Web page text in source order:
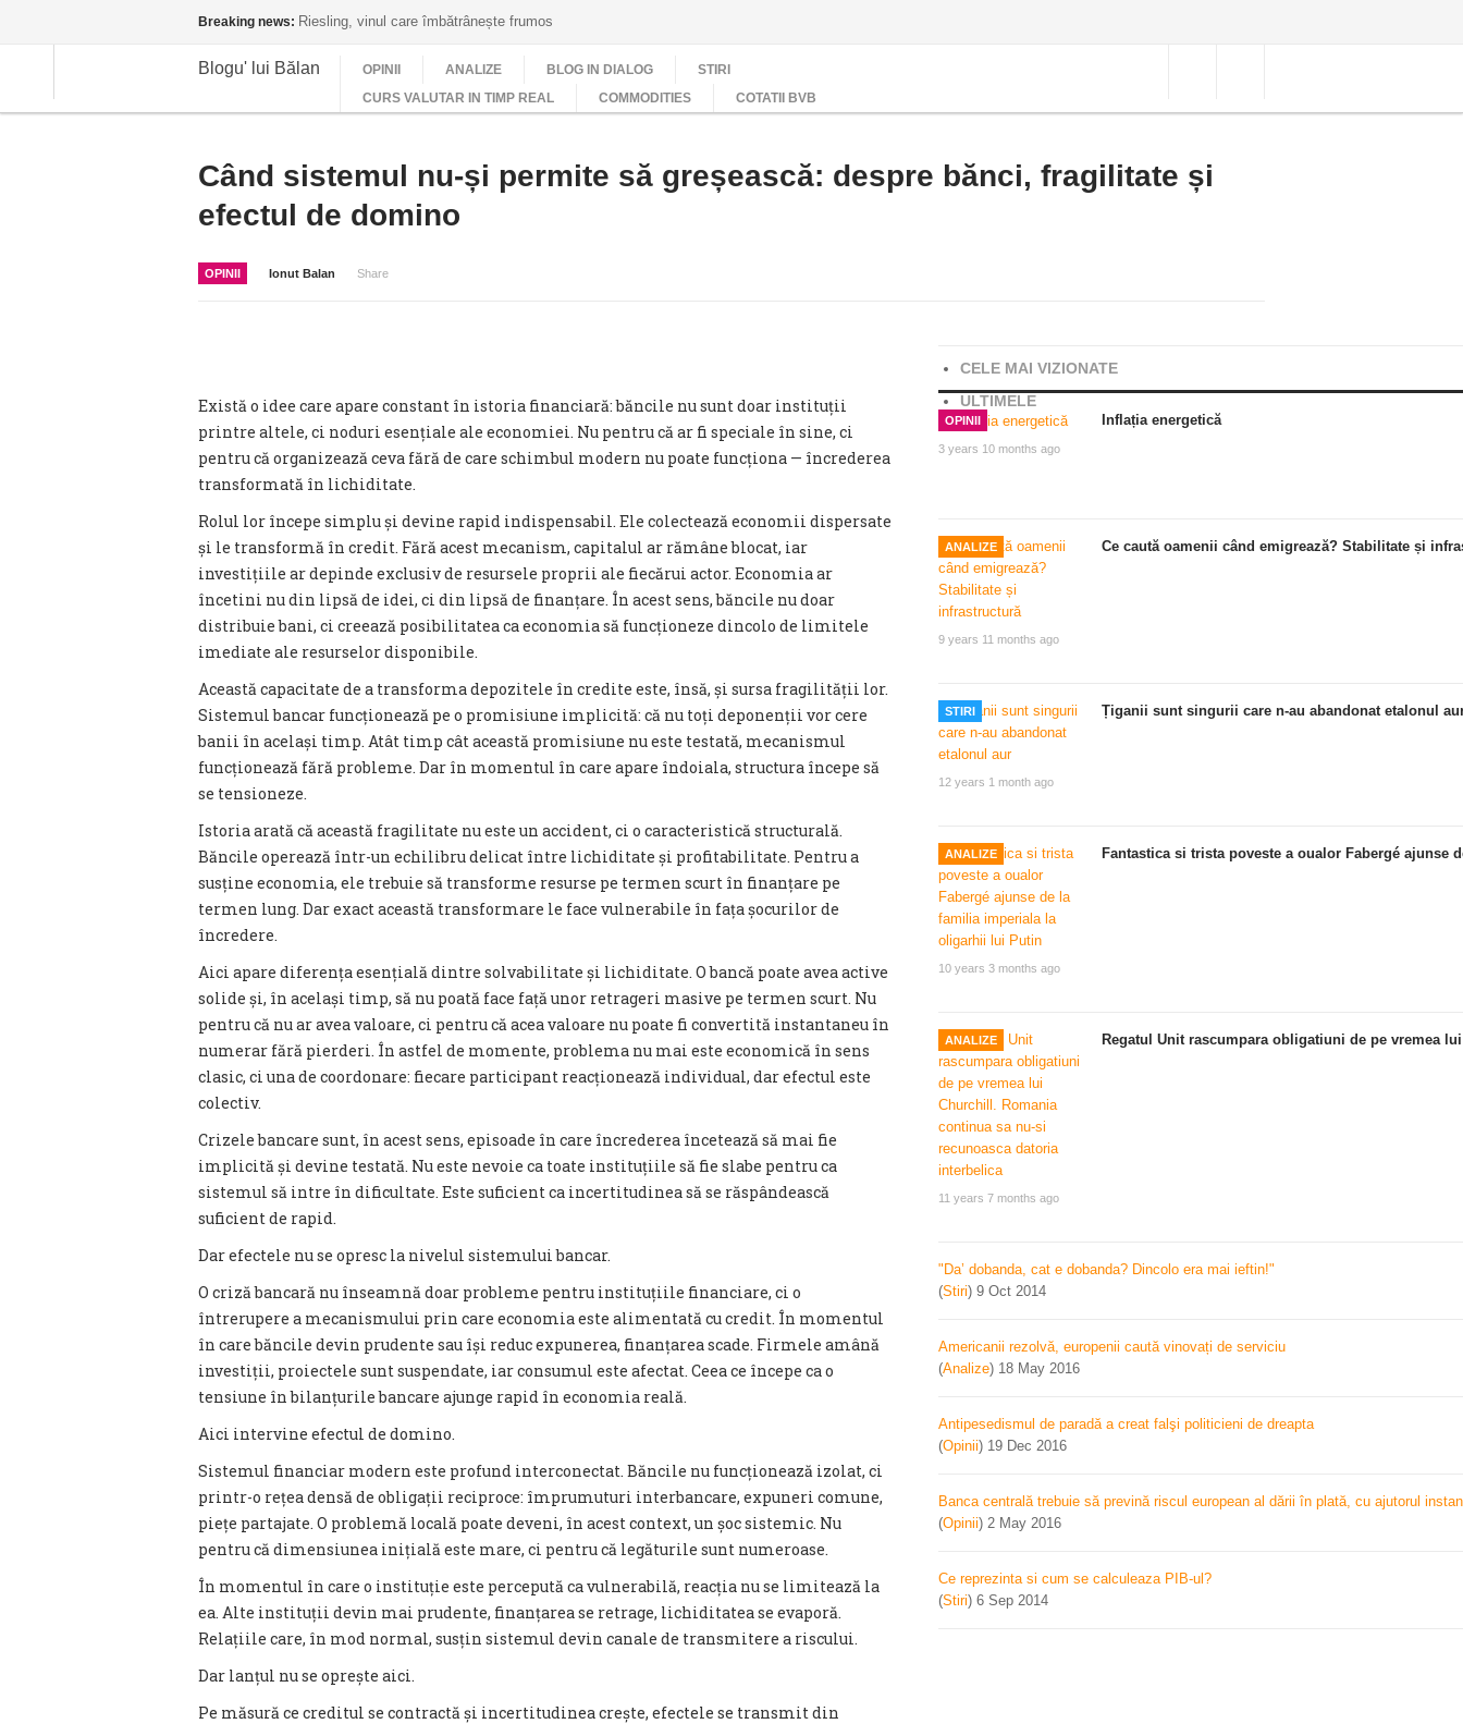
Breaking news: Riesling, vinul care îmbătrânește frumos
Blogu' lui Bălan OPINII ANALIZE BLOG IN DIALOG
STIRI
CURS VALUTAR IN TIMP REAL
COMMODITIES COTATII BVB
Când sistemul nu-și permite să greșească: despre bănci, fragilitate și
efectul de domino
OPINII Ionut Balan Share
Există o idee care apare constant în istoria financiară: băncile nu sunt doar instituții
printre altele, ci noduri esențiale ale economiei. Nu pentru că ar fi speciale în sine, ci
pentru că organizează ceva fără de care schimbul modern nu poate funcționa — încrederea
transformată în lichiditate.
Rolul lor începe simplu și devine rapid indispensabil. Ele colectează economii dispersate
și le transformă în credit. Fără acest mecanism, capitalul ar rămâne blocat, iar
investițiile ar depinde exclusiv de resursele proprii ale fiecărui actor. Economia ar
încetini nu din lipsă de idei, ci din lipsă de finanțare. În acest sens, băncile nu doar
distribuie bani, ci creează posibilitatea ca economia să funcționeze dincolo de limitele
imediate ale resurselor disponibile.
Această capacitate de a transforma depozitele în credite este, însă, și sursa fragilității lor.
Sistemul bancar funcționează pe o promisiune implicită: că nu toți deponenții vor cere
banii în același timp. Atât timp cât această promisiune nu este testată, mecanismul
funcționează fără probleme. Dar în momentul în care apare îndoiala, structura începe să
se tensioneze.
Istoria arată că această fragilitate nu este un accident, ci o caracteristică structurală.
Băncile operează într-un echilibru delicat între lichiditate și profitabilitate. Pentru a
susține economia, ele trebuie să transforme resurse pe termen scurt în finanțare pe
termen lung. Dar exact această transformare le face vulnerabile în fața șocurilor de
încredere.
Aici apare diferența esențială dintre solvabilitate și lichiditate. O bancă poate avea active
solide și, în același timp, să nu poată face față unor retrageri masive pe termen scurt. Nu
pentru că nu ar avea valoare, ci pentru că acea valoare nu poate fi convertită instantaneu în
numerar fără pierderi. În astfel de momente, problema nu mai este economică în sens
clasic, ci una de coordonare: fiecare participant reacționează individual, dar efectul este
colectiv.
Crizele bancare sunt, în acest sens, episoade în care încrederea încetează să mai fie
implicită și devine testată. Nu este nevoie ca toate instituțiile să fie slabe pentru ca
sistemul să intre în dificultate. Este suficient ca incertitudinea să se răspândească
suficient de rapid.
Dar efectele nu se opresc la nivelul sistemului bancar.
O criză bancară nu înseamnă doar probleme pentru instituțiile financiare, ci o
întrerupere a mecanismului prin care economia este alimentată cu credit. În momentul
în care băncile devin prudente sau își reduc expunerea, finanțarea scade. Firmele amână
investiții, proiectele sunt suspendate, iar consumul este afectat. Ceea ce începe ca o
tensiune în bilanțurile bancare ajunge rapid în economia reală.
Aici intervine efectul de domino.
Sistemul financiar modern este profund interconectat. Băncile nu funcționează izolat, ci
printr-o rețea densă de obligații reciproce: împrumuturi interbancare, expuneri comune,
piețe partajate. O problemă locală poate deveni, în acest context, un șoc sistemic. Nu
pentru că dimensiunea inițială este mare, ci pentru că legăturile sunt numeroase.
În momentul în care o instituție este percepută ca vulnerabilă, reacția nu se limitează la
ea. Alte instituții devin mai prudente, finanțarea se retrage, lichiditatea se evaporă.
Relațiile care, în mod normal, susțin sistemul devin canale de transmitere a riscului.
Dar lanțul nu se oprește aici.
Pe măsură ce creditul se contractă și incertitudinea crește, efectele se transmit din
CELE MAI VIZIONATE
ULTIMELE
OPINII
3 years 10 months ago
Inflația energetică
ANALIZE
9 years 11 months ago
Ce caută oamenii când emigrează? Stabilitate și
STIRI
12 years 1 month ago
Țiganii sunt singurii care n-au abandonat etalonul
ANALIZE
10 years 3 months ago
Fantastica si trista poveste a oualor Fabergé
ANALIZE
11 years 7 months ago
Regatul Unit rascumpara obligatiuni de pe vremea
"Da’ dobanda, cat e dobanda? Dincolo era mai ieftin!"
(Stiri) 9 Oct 2014
Americanii rezolvă, europenii caută vinovați de serviciu
(Analize) 18 May 2016
Antipesedismul de paradă a creat falşi politicieni de dreapta
(Opinii) 19 Dec 2016
Banca centrală trebuie să prevină riscul european al dării în plată, cu ajutorul
(Opinii) 2 May 2016
Ce reprezinta si cum se calculeaza PIB-ul?
(Stiri) 6 Sep 2014